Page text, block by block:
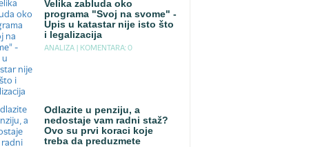
Velika zabluda oko
programa "Svoj na svome" -
Upis u katastar nije isto što
i legalizacija
ANALIZA | KOMENTARA: 0
Odlazite u penziju, a
nedostaje vam radni staž?
Ovo su prvi koraci koje
treba da preduzmete